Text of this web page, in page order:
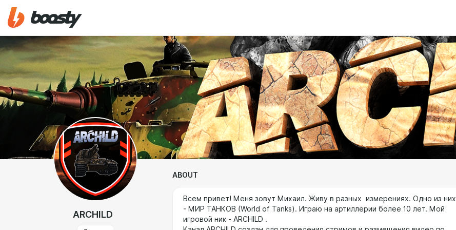
ARCHILD
ABOUT
Всем привет! Меня зовут Михаил. Живу в разных измерениях. Одно из них
- МИР ТАНКОВ (World of Tanks). Играю на артиллерии более 10 лет. Мой
игровой ник - ARCHILD .